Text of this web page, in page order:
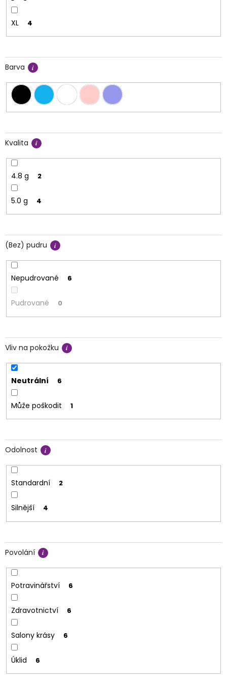
XL 4
Barva
Kvalita
4.8 g 2
5.0 g 4
(Bez) pudru
Nepudrované 6
Pudrované 0
Vliv na pokožku
Neutrální 6
Může poškodit 1
Odolnost
Standardní 2
Silnější 4
Povolání
Potravinářství 6
Zdravotnictví 6
Salony krásy 6
Úklid 6